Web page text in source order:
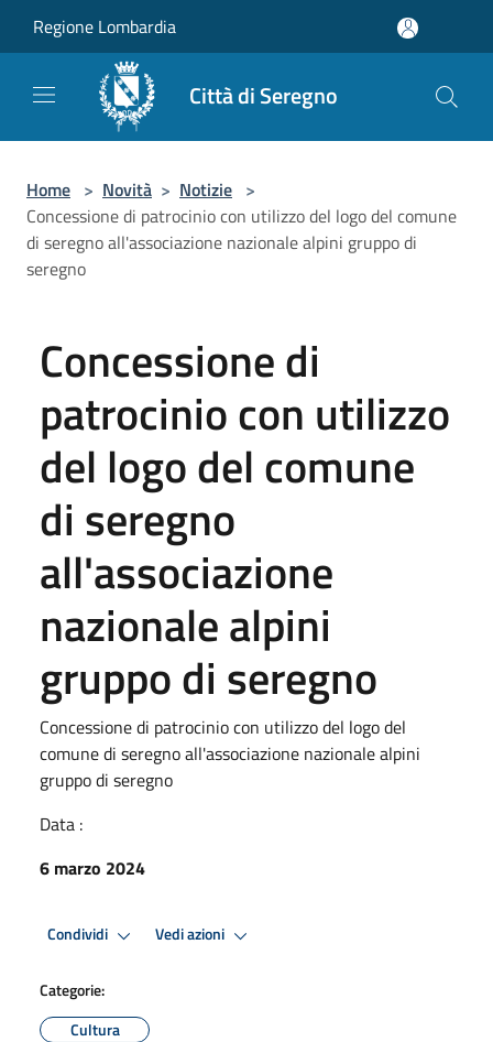
Regione Lombardia
Città di Seregno
Home > Novità > Notizie >
Concessione di patrocinio con utilizzo del logo del comune
di seregno all'associazione nazionale alpini gruppo di
seregno
Concessione di
patrocinio con utilizzo
del logo del comune
di seregno
all'associazione
nazionale alpini
gruppo di seregno
Concessione di patrocinio con utilizzo del logo del
comune di seregno all'associazione nazionale alpini
gruppo di seregno
Data :
6 marzo 2024
Condividi Vedi azioni
Categorie:
Cultura